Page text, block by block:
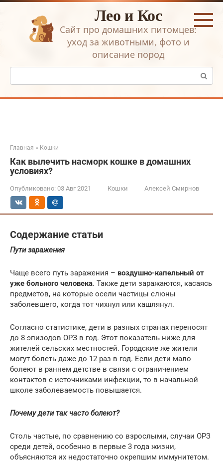
Перейти
Лео и Кос
Сайт про домашних питомцев:
уход за животными, фото и
описание пород
Поиск:
Главная » Кошки
Как вылечить насморк кошке в домашних
условиях?
Опубликовано: 03 Авг 2021 Кошки Алексей Смирнов
Содержание статьи
Пути заражения
Чаще всего путь заражения – воздушно-капельный от
уже больного человека. Также дети заражаются, касаясь
предметов, на которые осели частицы слюны
заболевшего, когда тот чихнул или кашлянул.
Согласно статистике, дети в разных странах переносят
до 8 эпизодов ОРЗ в год. Этот показатель ниже для
жителей сельских местностей. Городские же жители
могут болеть даже до 12 раз в год. Если дети мало
болеют в раннем детстве в связи с ограничением
контактов с источниками инфекции, то в начальной
школе заболеваемость повышается.
Почему дети так часто болеют?
Столь частые, по сравнению со взрослыми, случаи ОРЗ
среди детей, особенно в первые 3 года жизни,
объясняются их недостаточно окрепшим иммунитетом.